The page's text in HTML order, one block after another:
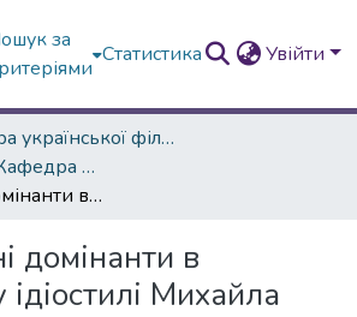
за
Статистика Увійти
Кафедра української філології
Наукові статті. Кафедра української мови
Синтаксичні домінанти в поетичному ідіостилі Михайла Каменюка
домінанти в
Михайла